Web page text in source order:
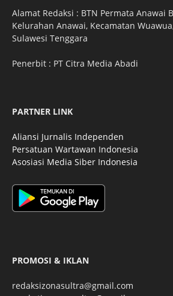
Alamat Redaksi : BTN Permata Anawai
Kelurahan Anawai, Kecamatan
Sulawesi Tenggara
Penerbit : PT Citra Media Abadi
PARTNER LINK
Aliansi Jurnalis Independen
Persatuan Wartawan Indonesia
Asosiasi Media Siber Indonesia
PROMOSI & IKLAN
redaksizonasultra@gmail.com